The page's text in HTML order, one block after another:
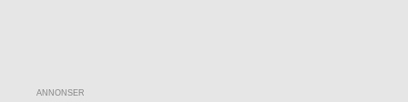
ANNONSER